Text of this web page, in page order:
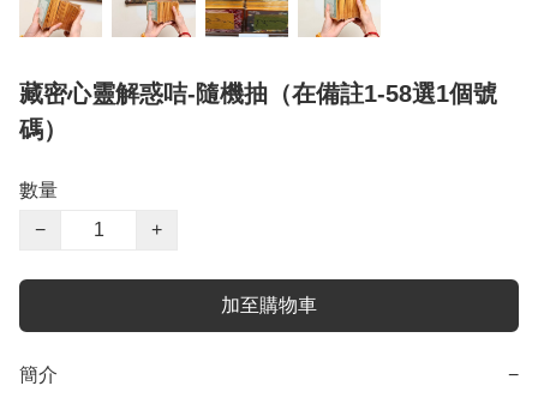
藏密心靈解惑咭-隨機抽（在備註1-58選1個號
碼）
數量
−
+
加至購物車
簡介 −